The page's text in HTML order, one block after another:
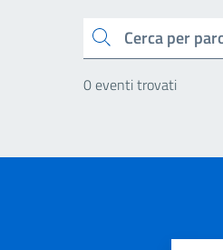
Cerca
0 eventi trovati